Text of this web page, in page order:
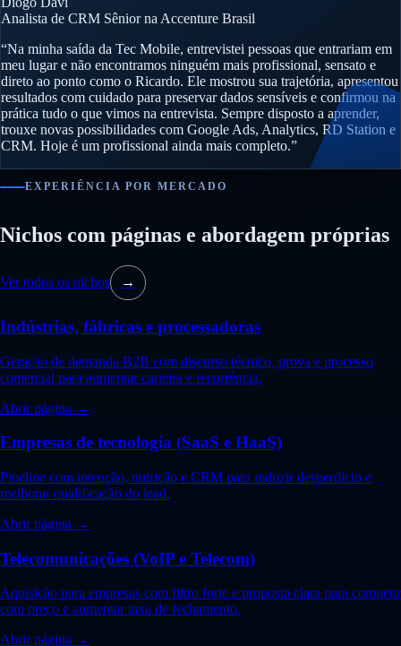
Analista de CRM Sênior na Accenture Brasil
“Na minha saída da Tec Mobile, entrevistei pessoas que entrariam em
meu lugar e não encontramos ninguém mais profissional, sensato e
direto ao ponto como o Ricardo. Ele mostrou sua trajetória, apresentou
resultados com cuidado para preservar dados sensíveis e confirmou na
prática tudo o que vimos na entrevista. Sempre disposto a aprender,
trouxe novas possibilidades com Google Ads, Analytics, RD Station e
CRM. Hoje é um profissional ainda mais completo.”
EXPERIÊNCIA POR MERCADO
Nichos com páginas e abordagem próprias
Ver todos os nichos →
Indústrias, fábricas e processadoras
Geração de demanda B2B com discurso técnico, prova e processo
comercial para aumentar carteira e recorrência.
Abrir página →
Empresas de tecnologia (SaaS e HaaS)
Pipeline com intenção, nutrição e CRM para reduzir desperdício e
melhorar qualificação do lead.
Abrir página →
Telecomunicações (VoIP e Telecom)
Aquisição para empresas com filtro forte e proposta clara para competir
com preço e aumentar taxa de fechamento.
Abrir página →